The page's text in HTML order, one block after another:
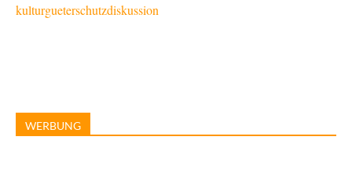
kulturgueterschutzdiskussion
WERBUNG